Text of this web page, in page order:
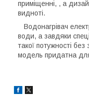
приміщенні, , а
видноті.
Водонагрівач
води, а завдяки
такої потужності без
модель придатна